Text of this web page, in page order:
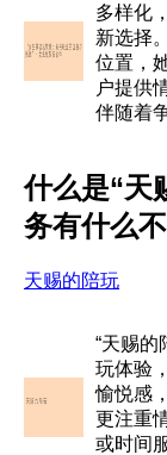
多样化
新选择
位置，
户提供
伴随着
什么是“天
务有什么
天赐的陪玩
“天赐的
玩体验
愉悦感
更注重
或时间